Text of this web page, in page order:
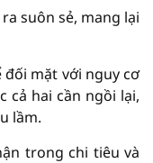
suôn sẻ, mang lại
đối mặt với nguy cơ
cả hai cần ngồi lại,
lầm.
trong chi tiêu và